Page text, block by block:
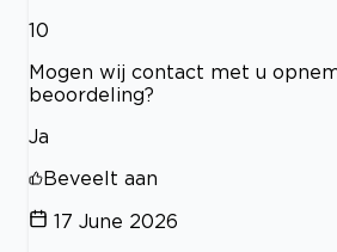
10
Mogen wij contact met u
beoordeling?
Ja
Beveelt aan
17 June 2026